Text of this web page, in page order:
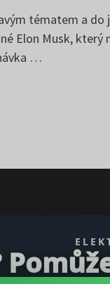
tématem a do
Elon Musk,
…
.